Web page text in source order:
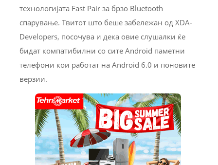
технологијата Fast Pair за брзо Bluetooth
спарување. Твитот што беше забележан од XDA-
Developers, посочува и дека овие слушалки ќе
бидат компатибилни со сите Android паметни
телефони кои работат на Android 6.0 и поновите
верзии.